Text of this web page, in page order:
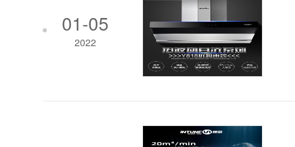
01-05
2022